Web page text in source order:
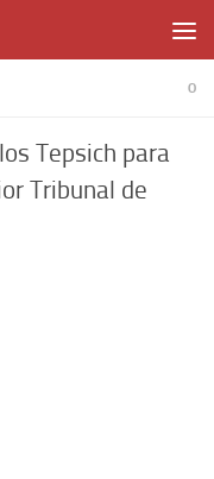
0
Tepsich para
Tribunal de